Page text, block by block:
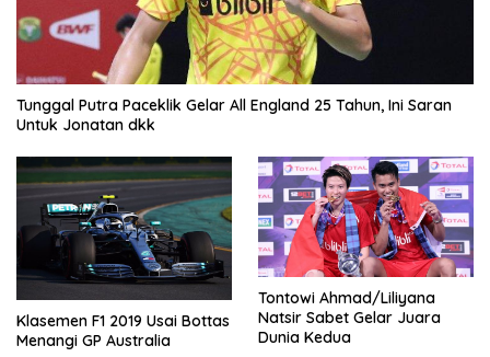
Tunggal Putra Paceklik Gelar All England 25 Tahun, Ini Saran
Untuk Jonatan dkk
Klasemen F1 2019 Usai Bottas
Menangi GP Australia
Tontowi Ahmad/Liliyana
Natsir Sabet Gelar Juara
Dunia Kedua